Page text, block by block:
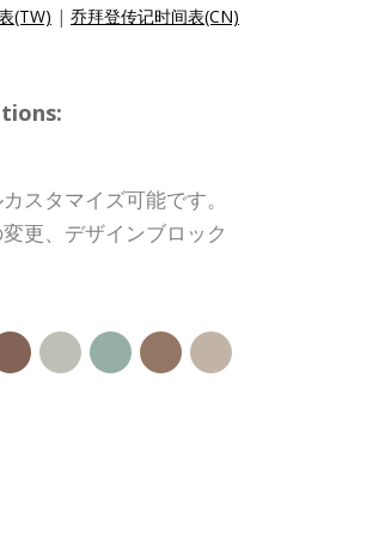
(TW) | 乔拜登传记时间表(CN)
スタマイズ可能です。
更、デザインブロック